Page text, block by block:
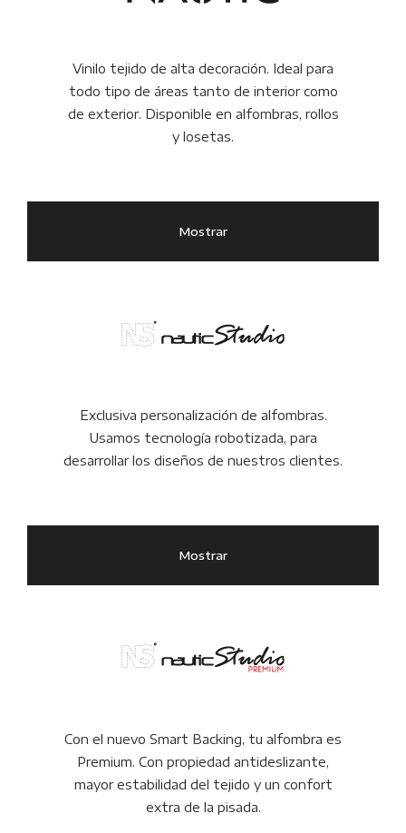
Vinilo tejido de alta decoración. Ideal para
todo tipo de áreas tanto de interior como
de exterior. Disponible en alfombras, rollos
y losetas.
Mostrar
Exclusiva personalización de alfombras.
Usamos tecnología robotizada, para
desarrollar los diseños de nuestros clientes.
Mostrar
Con el nuevo Smart Backing, tu alfombra es
Premium. Con propiedad antideslizante,
mayor estabilidad del tejido y un confort
extra de la pisada.